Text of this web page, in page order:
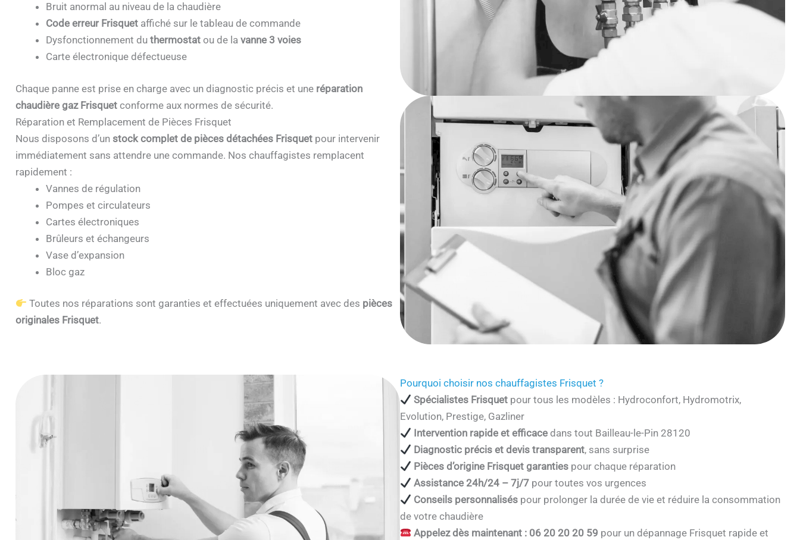
Bruit anormal au niveau de la chaudière
Code erreur Frisquetaffiché sur le tableau de commande
Dysfonctionnement du thermostatou de la vanne 3 voies
Carte électronique défectueuse
Chaque panne est prise en charge avec un diagnostic précis et une réparation
chaudière gaz Frisquetconforme aux normes de sécurité.
Réparation et Remplacement de Pièces Frisquet
Nous disposons d’un stock complet de pièces détachées Frisquetpour intervenir
immédiatement sans attendre une commande. Nos chauffagistes remplacent
rapidement :
Vannes de régulation
Pompes et circulateurs
Cartes électroniques
Brûleurs et échangeurs
Vase d’expansion
Bloc gaz
Toutes nos réparations sont garanties et effectuées uniquement avec des pièces
originales Frisquet.
Pourquoi choisir nos chauffagistes Frisquet ?
Spécialistes Frisquet pour tous les modèles : Hydroconfort, Hydromotrix,
Evolution, Prestige, Gazliner
Intervention rapide et efficace dans tout Bailleau-le-Pin 28120
Diagnostic précis et devis transparent, sans surprise
Pièces d’origine Frisquet garanties pour chaque réparation
Assistance 24h/24 – 7j/7 pour toutes vos urgences
Conseils personnalisés pour prolonger la durée de vie et réduire la consommation
de votre chaudière
Appelez dès maintenant : 06 20 20 20 59 pour un dépannage Frisquet rapide et